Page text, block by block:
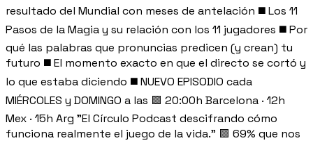
resultado del Mundial con meses de antelación ◼️ Los 11
Pasos de la Magia y su relación con los 11 jugadores ◼️ Por
qué las palabras que pronuncias predicen (y crean) tu
futuro ◼️ El momento exacto en que el directo se cortó y
lo que estaba diciendo ◼️ NUEVO EPISODIO cada
MIÉRCOLES y DOMINGO a las 🟪 20:00h Barcelona · 12h
Mex · 15h Arg "El Círculo Podcast descifrando cómo
funciona realmente el juego de la vida." 🟪 69% que nos